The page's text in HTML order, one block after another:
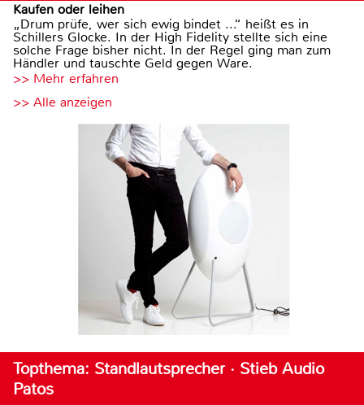
Kaufen oder leihen
„Drum prüfe, wer sich ewig bindet ...“ heißt es in
Schillers Glocke. In der High Fidelity stellte sich eine
solche Frage bisher nicht. In der Regel ging man zum
Händler und tauschte Geld gegen Ware.
>> Mehr erfahren
>> Alle anzeigen
Topthema: Standlautsprecher · Stieb Audio
Patos